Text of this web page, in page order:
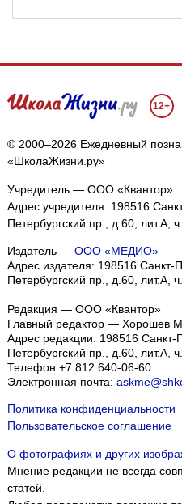
12+
© 2000–2026 Ежедневный
«ШколаЖизни.ру»
Учредитель — ООО «Квантор»
Адрес учредителя: 198516
Петербургский пр., д.60, лит.А,
Издатель — ООО «МЕДИО»
Адрес издателя: 198516 Санкт-
Петербургский пр., д.60, лит.А,
Редакция — ООО «Квантор»
Главный редактор — Хорошев
Адрес редакции: 198516 Санкт-
Петербургский пр., д.60, лит.А,
Телефон:+7 812 640-06-60
Электронная почта:
Политика конфиденциальности
Пользовательское соглашение
О фотографиях и других
Мнение редакции не всегда
статей.